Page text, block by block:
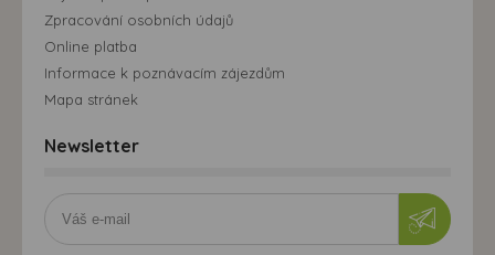
Zpracování osobních údajů
Online platba
Informace k poznávacím zájezdům
Mapa stránek
Newsletter